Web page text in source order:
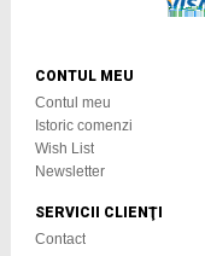
CONTUL MEU
Contul meu
Istoric comenzi
Wish List
Newsletter
SERVICII CLIENŢI
Contact